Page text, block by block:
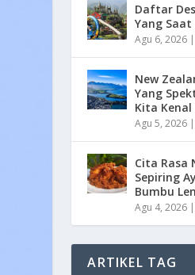
Daftar
Yang
Agu 6, 2026 |
New
Yang
Kita Kenal
Agu 5, 2026 |
Cita Rasa
Sepiring
Bumbu
Agu 4, 2026 |
ARTIKEL TAG